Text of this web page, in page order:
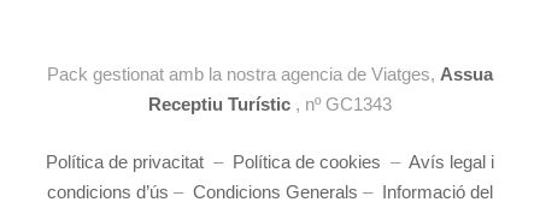
Pack gestionat amb la nostra agencia de Viatges, Assua
Receptiu Turístic , nº GC1343
Política de privacitat – Política de cookies – Avís legal i
condicions d’ús – Condicions Generals – Informació del